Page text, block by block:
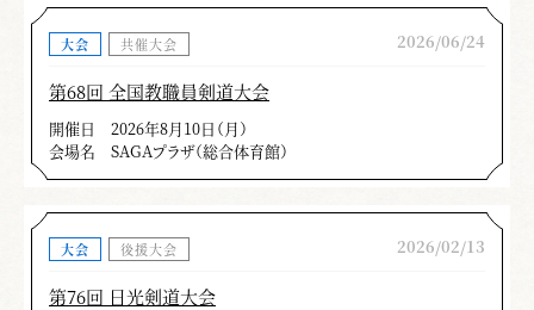
大会 共催大会 2026/06/24
第68回 全国教職員剣道大会
開催日
2026年8月10日（月）
会場名
SAGAプラザ（総合体育館）
大会 後援大会 2026/02/13
第76回 日光剣道大会